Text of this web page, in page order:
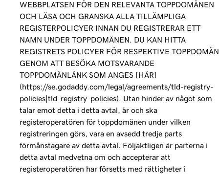
WEBBPLATSEN FÖR DEN RELEVANTA TOPPDOMÄNEN
OCH LÄSA OCH GRANSKA ALLA TILLÄMPLIGA
REGISTERPOLICYER INNAN DU REGISTRERAR ETT
NAMN UNDER TOPPDOMÄNEN. DU KAN HITTA
REGISTRETS POLICYER FÖR RESPEKTIVE TOPPDOMÄN
GENOM ATT BESÖKA MOTSVARANDE
TOPPDOMÄNLÄNK SOM ANGES [HÄR]
(https://se.godaddy.com/legal/agreements/tld-registry-
policies|tld-registry-policies). Utan hinder av något som
talar emot detta i detta avtal, är och ska
registeroperatören för toppdomänen under vilken
registreringen görs, vara en avsedd tredje parts
förmånstagare av detta avtal. Följaktligen är parterna i
detta avtal medvetna om och accepterar att
registeroperatören har försetts med rättigheter i